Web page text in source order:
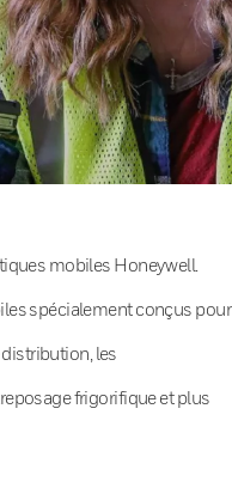
mobiles Honeywell.
spécialement conçus pour
distribution, les
frigorifique et plus